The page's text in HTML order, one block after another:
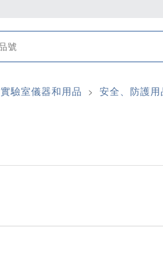
實驗室儀器和用品 > 安全、防護用